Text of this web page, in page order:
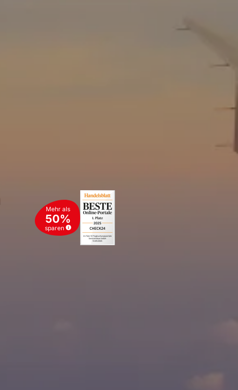
Mehr als
50%
sparen